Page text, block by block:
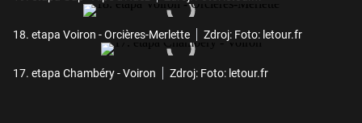
18. etapa Voiron - Orcières-Merlette Zdroj: Foto: letour.fr
17. etapa Chambéry - Voiron Zdroj: Foto: letour.fr